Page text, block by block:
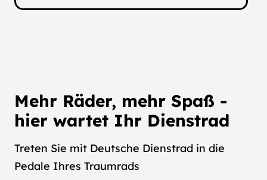
Mehr Räder, mehr Spaß -
hier wartet Ihr Dienstrad
Treten Sie mit Deutsche Dienstrad in die
Pedale Ihres Traumrads